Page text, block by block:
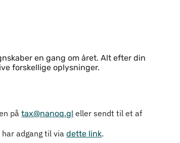
en gang om året. Alt efter din
forskellige oplysninger.
påtax@nanoq.gl eller sendt til et af
har adgang til viadette link.